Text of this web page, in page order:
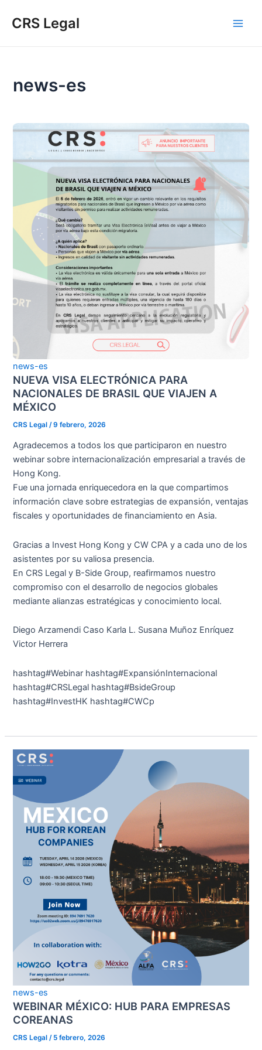
CRS Legal
news-es
news-es
NUEVA VISA ELECTRÓNICA PARA
NACIONALES DE BRASIL QUE VIAJEN A
MÉXICO
CRS Legal /9 febrero, 2026
Agradecemos a todos los que participaron en nuestro
webinar sobre internacionalización empresarial a través de
Hong Kong.
Fue una jornada enriquecedora en la que compartimos
información clave sobre estrategias de expansión, ventajas
fiscales y oportunidades de financiamiento en Asia.
Gracias a Invest Hong Kong y CW CPA y a cada uno de los
asistentes por su valiosa presencia.
En CRS Legal y B-Side Group, reafirmamos nuestro
compromiso con el desarrollo de negocios globales
mediante alianzas estratégicas y conocimiento local.
Diego Arzamendi Caso Karla L. Susana Muñoz Enríquez
Victor Herrera
hashtag#Webinar hashtag#ExpansiónInternacional
hashtag#CRSLegal hashtag#BsideGroup
hashtag#InvestHK hashtag#CWCp
news-es
WEBINAR MÉXICO: HUB PARA EMPRESAS
COREANAS
CRS Legal/ 5 febrero, 2026